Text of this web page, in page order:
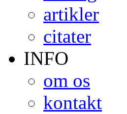
artikler
citater
INFO
om os
kontakt